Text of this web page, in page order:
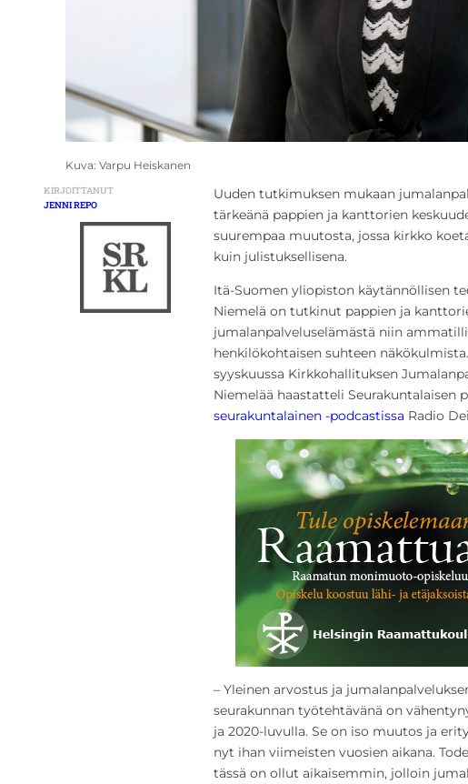
Kuva: Varpu Heiskanen
KIRJOITTANUT
JENNI REPO
Uuden tutkimuksen mukaan
tärkeänä pappien ja kanttorien
suurempaa muutosta, jossa kirkko
kuin julistuksellisena.
Itä-Suomen yliopiston käytännöllisen
Niemelä on tutkinut pappien ja
jumalanpalveluselämästä niin
henkilökohtaisen suhteen
syyskuussa Kirkkohallituksen
Niemelää haastatteli Seurakuntalaisen
seurakuntalainen -podcastissa Radio
– Yleinen arvostus ja
seurakunnan työtehtävänä on
ja 2020-luvulla. Se on iso muutos ja
nyt ihan viimeisten vuosien aikana.
tässä on ollut aikaisemmin, jolloin